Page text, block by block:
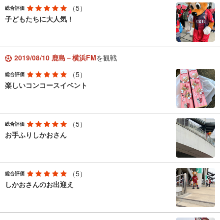
総合評価
（5）
子どもたちに大人気！
2019/08/10 鹿島－横浜FMを観戦
総合評価
（5）
楽しいコンコースイベント
総合評価
（5）
お手ふりしかおさん
総合評価
（5）
しかおさんのお出迎え